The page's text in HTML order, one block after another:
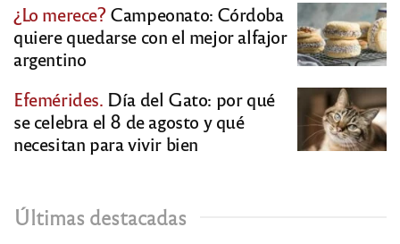
¿Lo merece?Campeonato: Córdoba
quiere quedarse con el mejor alfajor
argentino
Efemérides. Día del Gato: por qué
se celebra el 8 de agosto y qué
necesitan para vivir bien
Últimas destacadas